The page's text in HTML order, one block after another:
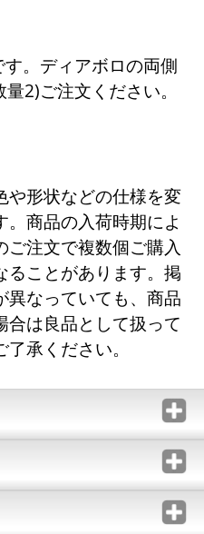
。ディアボロの両側
2)ご注文ください。
や形状などの仕様を変
商品の入荷時期によ
ご注文で複数個ご購入
ることがあります。掲
異なっていても、商品
合は良品として扱って
承ください。